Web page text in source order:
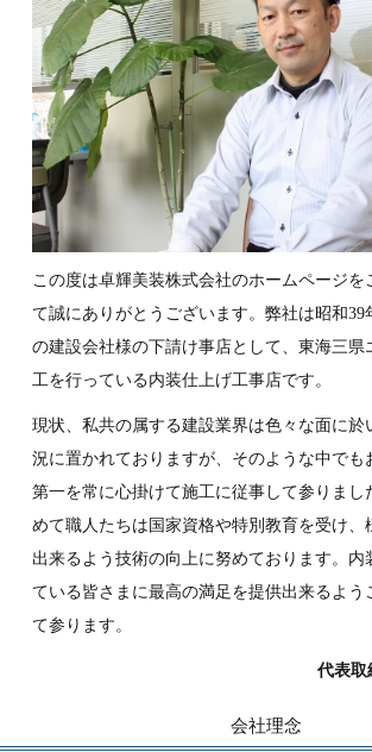
この度は卓輝美装株式会社のホームページを
て誠にありがとうございます。弊社は昭和39
の建設会社様の下請け事店として、東海三県
工を行っている内装仕上げ工事店です。
現状、私共の属する建設業界は色々な面に於
況に置かれておりますが、そのような中でも
第一を常に心掛けて施工に従事して参りまし
めて職人たちは国家資格や特別教育を受け、
出来るよう技術の向上に努めております。内
ている皆さまに最高の満足を提供出来るよう
て参ります。
代表
会社理念